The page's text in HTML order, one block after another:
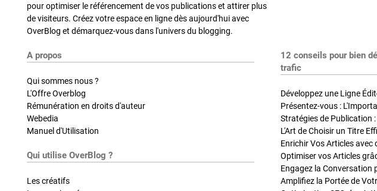
pour optimiser le référencement de vos publications et attirer plus
de visiteurs. Créez votre espace en ligne dès aujourd'hui avec
OverBlog et démarquez-vous dans l'univers du blogging.
A propos
Qui sommes nous ?
L'Offre Overblog
Rémunération en droits d'auteur
Webedia
Manuel d'Utilisation
Qui utilise OverBlog ?
Les créatifs
12 conseils pour bien
trafic
Développez une Ligne
Présentez-vous :
L'Art de Choisir un Titre
Optimiser vos Articles
Engagez la Conversation
Amplifiez la Portée de